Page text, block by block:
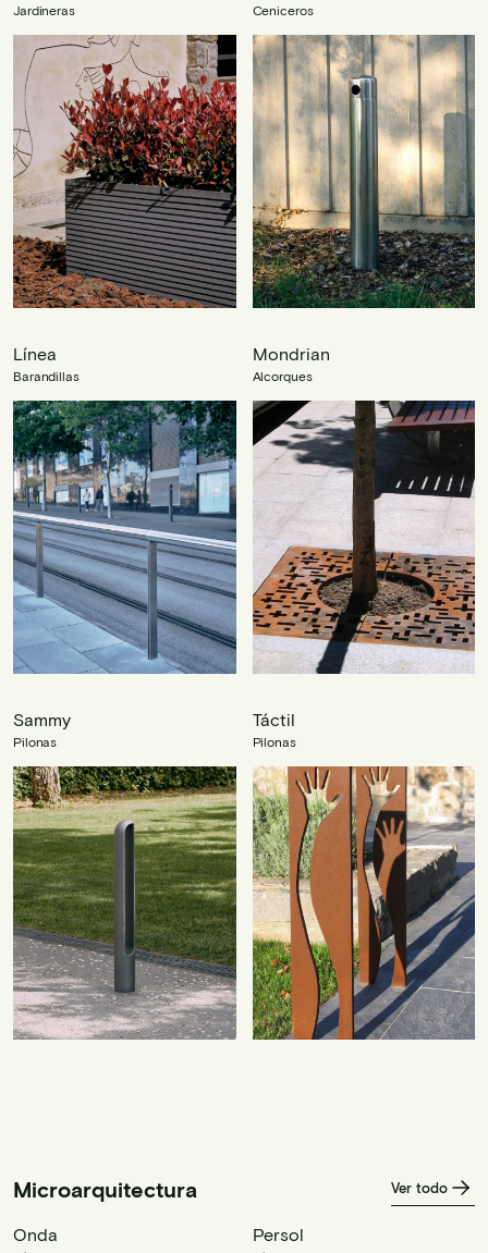
Jardineras Ceniceros
Línea
Barandillas
Mondrian
Alcorques
Sammy
Pilonas
Táctil
Pilonas
Microarquitectura Ver todo
Onda Persol